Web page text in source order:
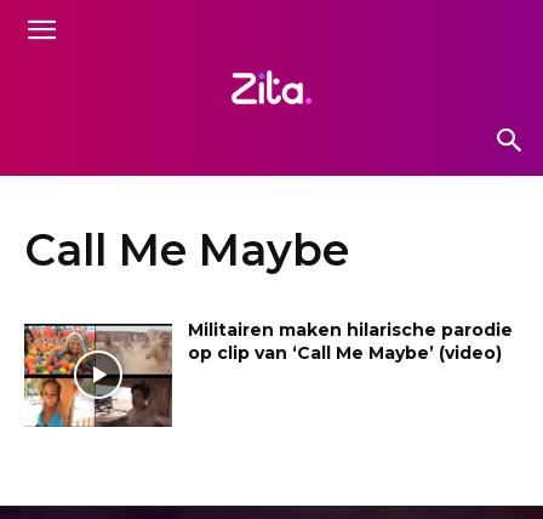
Call Me Maybe
Militairen maken hilarische parodie
op clip van ‘Call Me Maybe’ (video)